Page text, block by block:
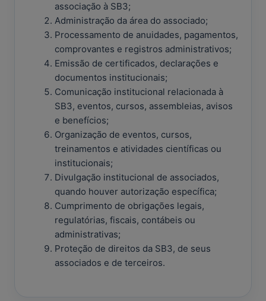
associação à SB3;
Administração da área do associado;
Processamento de anuidades, pagamentos,
comprovantes e registros administrativos;
Emissão de certificados, declarações e
documentos institucionais;
Comunicação institucional relacionada à
SB3, eventos, cursos, assembleias, avisos
e benefícios;
Organização de eventos, cursos,
treinamentos e atividades científicas ou
institucionais;
Divulgação institucional de associados,
quando houver autorização específica;
Cumprimento de obrigações legais,
regulatórias, fiscais, contábeis ou
administrativas;
Proteção de direitos da SB3, de seus
associados e de terceiros.